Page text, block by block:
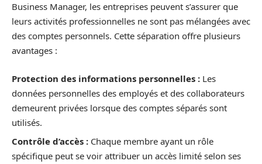
Business Manager, les entreprises peuvent s’assurer que
leurs activités professionnelles ne sont pas mélangées avec
des comptes personnels. Cette séparation offre plusieurs
avantages :
Protection des informations personnelles : Les
données personnelles des employés et des collaborateurs
demeurent privées lorsque des comptes séparés sont
utilisés.
Contrôle d’accès : Chaque membre ayant un rôle
spécifique peut se voir attribuer un accès limité selon ses